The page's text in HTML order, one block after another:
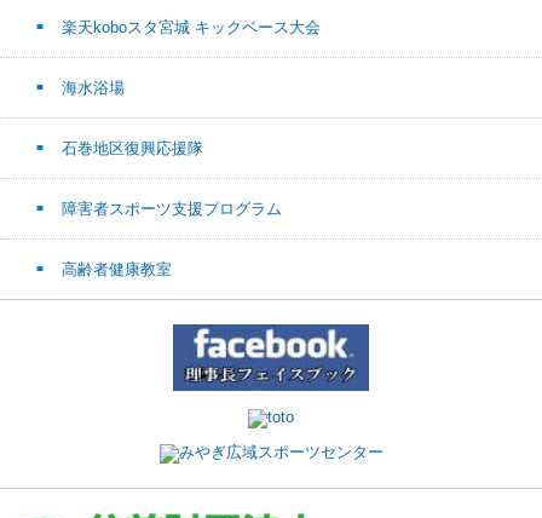
楽天koboスタ宮城 キックベース大会
海水浴場
石巻地区復興応援隊
障害者スポーツ支援プログラム
高齢者健康教室